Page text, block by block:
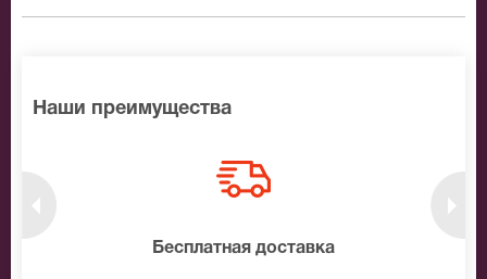
Наши преимущества
Бесплатная доставка